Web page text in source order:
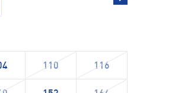
110 116